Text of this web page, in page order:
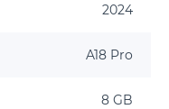
2024
A18 Pro
8 GB